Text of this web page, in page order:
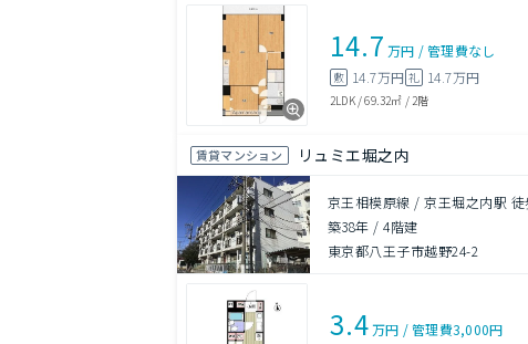
14.7 万円 /管理費なし
敷 14.7万円 礼 14.7万円
2LDK/69.32㎡ / 2階
賃貸マンション リュミエ堀之内
京王相模原線 / 京王堀之内駅 徒
築38年 /4階建
東京都八王子市越野24-2
3.4万円 /管理費3,000円